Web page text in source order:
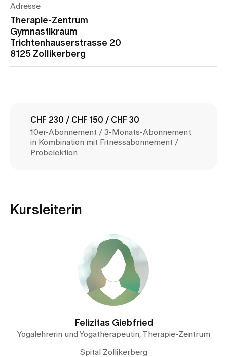
Jobs & Karriere
Kontakt
Babygalerie
Adresse
Therapie-Zentrum
Gymnastikraum
Trichtenhauserstrasse 20
8125 Zollikerberg
CHF 230 / CHF 150 / CHF 30
10er-Abonnement / 3-Monats-Abonnement
in Kombination mit Fitnessabonnement /
Probelektion
Kursleiterin
Felizitas Giebfried
Yogalehrerin und Yogatherapeutin, Therapie-Zentrum
Spital Zollikerberg